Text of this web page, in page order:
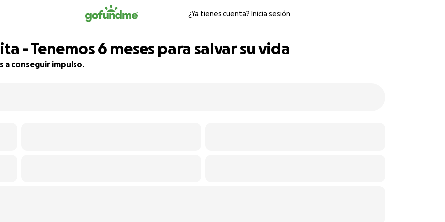
¿Ya tienes cuenta? Inicia sesión
- Tenemos 6 meses para salvar su vida
a conseguir impulso.